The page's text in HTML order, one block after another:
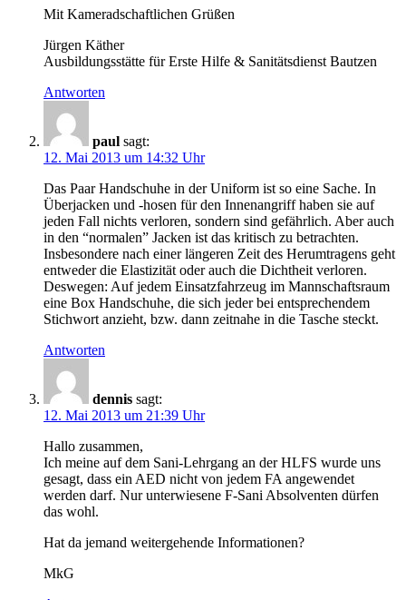
Mit Kameradschaftlichen Grüßen
Jürgen Käther
Ausbildungsstätte für Erste Hilfe & Sanitätsdienst Bautzen
Antworten
paul sagt:
12. Mai 2013 um 14:32 Uhr
Das Paar Handschuhe in der Uniform ist so eine Sache. In
Überjacken und -hosen für den Innenangriff haben sie auf
jeden Fall nichts verloren, sondern sind gefährlich. Aber auch
in den “normalen” Jacken ist das kritisch zu betrachten.
Insbesondere nach einer längeren Zeit des Herumtragens geht
entweder die Elastizität oder auch die Dichtheit verloren.
Deswegen: Auf jedem Einsatzfahrzeug im Mannschaftsraum
eine Box Handschuhe, die sich jeder bei entsprechendem
Stichwort anzieht, bzw. dann zeitnahe in die Tasche steckt.
Antworten
dennis sagt:
12. Mai 2013 um 21:39 Uhr
Hallo zusammen,
Ich meine auf dem Sani-Lehrgang an der HLFS wurde uns
gesagt, dass ein AED nicht von jedem FA angewendet
werden darf. Nur unterwiesene F-Sani Absolventen dürfen
das wohl.
Hat da jemand weitergehende Informationen?
MkG